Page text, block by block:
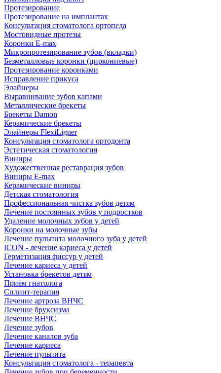
Протезирование
Протезирование на имплантах
Консультация стоматолога ортопеда
Мостовидные протезы
Коронки E-max
Микропротезирование зубов (вкладки)
Безметалловые коронки (циркониевые)
Протезирование коронками
Исправление прикуса
Элайнеры
Выравнивание зубов капами
Металлические брекеты
Брекеты Damon
Керамические брекеты
Элайнеры FlexiLigner
Консультация стоматолога ортодонта
Эстетическая стоматология
Виниры
Художественная реставрация зубов
Виниры E-max
Керамические виниры
Детская стоматология
Профессиональная чистка зубов детям
Лечение постоянных зубов у подростков
Удаление молочных зубов у детей
Коронки на молочные зубы
Лечение пульпита молочного зуба у детей
ICON - лечение кариеса у детей
Герметизация фиссур у детей
Лечение кариеса у детей
Установка брекетов детям
Прием гнатолога
Сплинт-терапия
Лечение артроза ВНЧС
Лечение бруксизма
Лечение ВНЧС
Лечение зубов
Лечение каналов зуба
Лечение кариеса
Лечение пульпита
Консультация стоматолога - терапевта